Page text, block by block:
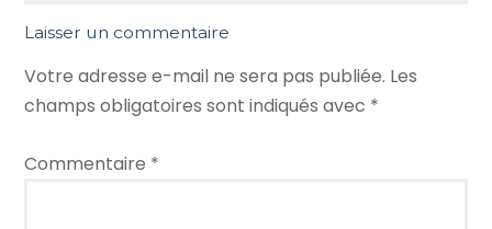
Laisser un commentaire
Votre adresse e-mail ne sera pas publiée. Les
champs obligatoires sont indiqués avec *
Commentaire *